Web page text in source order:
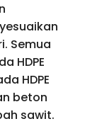
Semua
HDPE
HDPE
beton
sawit.